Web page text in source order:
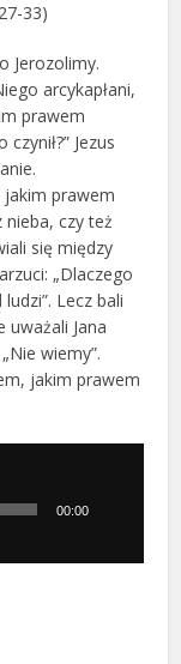
33)
Jerozolimy.
arcykapłani,
prawem
Jezus
prawem
nieba, czy też
się między
„Dlaczego
Lecz bali
uważali Jana
wiemy”.
jakim prawem
00:00